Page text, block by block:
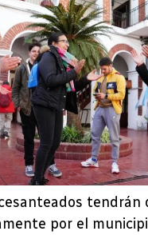
tendrán
por el